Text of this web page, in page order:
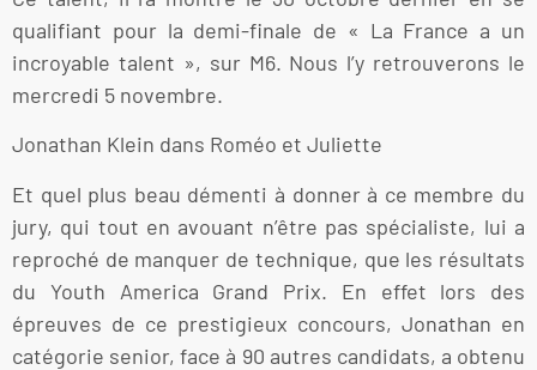
qualifiant pour la demi-finale de « La France a un
incroyable talent », sur M6. Nous l’y retrouverons le
mercredi 5 novembre.
Jonathan Klein dans Roméo et Juliette
Et quel plus beau démenti à donner à ce membre du
jury, qui tout en avouant n’être pas spécialiste, lui a
reproché de manquer de technique, que les résultats
du Youth America Grand Prix. En effet lors des
épreuves de ce prestigieux concours, Jonathan en
catégorie senior, face à 90 autres candidats, a obtenu